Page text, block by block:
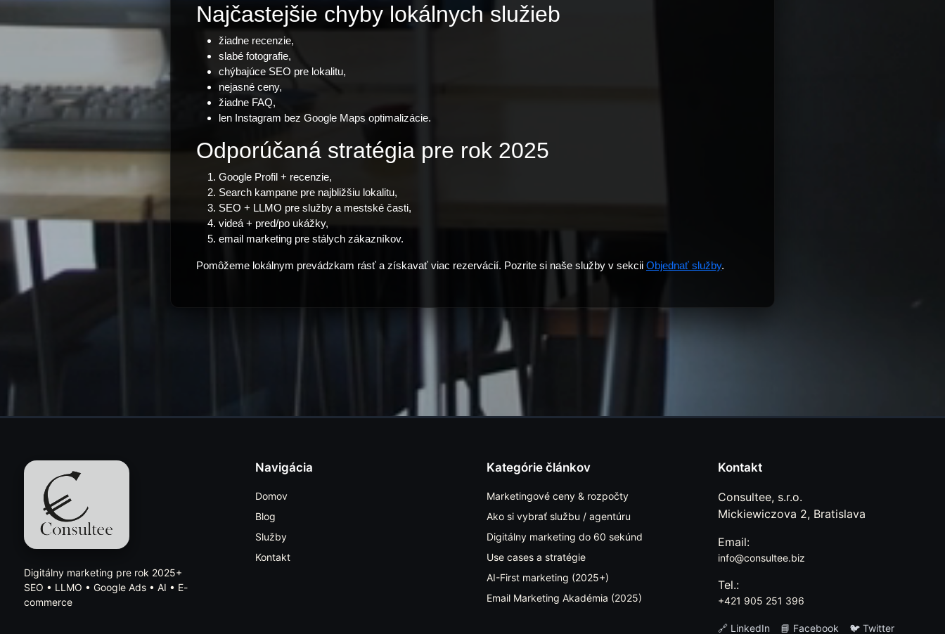
Najčastejšie chyby lokálnych služieb
žiadne recenzie,
slabé fotografie,
chýbajúce SEO pre lokalitu,
nejasné ceny,
žiadne FAQ,
len Instagram bez Google Maps optimalizácie.
Odporúčaná stratégia pre rok 2025
Google Profil + recenzie,
Search kampane pre najbližšiu lokalitu,
SEO + LLMO pre služby a mestské časti,
videá + pred/po ukážky,
email marketing pre stálych zákazníkov.
Pomôžeme lokálnym prevádzkam rásť a získavať viac rezervácií. Pozrite si naše služby v sekcii Objednať služby.
Digitálny marketing pre rok 2025+
SEO • LLMO • Google Ads • AI • E-
commerce
Navigácia
Domov
Blog
Služby
Kontakt
Kategórie článkov
Marketingové ceny & rozpočty
Ako si vybrať službu / agentúru
Digitálny marketing do 60 sekúnd
Use cases a stratégie
AI-First marketing (2025+)
Email Marketing Akadémia (2025)
Kontakt
Consultee, s.r.o.
Mickiewiczova 2, Bratislava
Email:
info@consultee.biz
Tel.:
+421 905 251 396
🔗 LinkedIn 📘 Facebook 🐦 Twitter